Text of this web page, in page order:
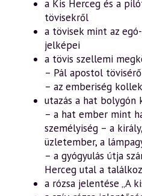
a Kis Herceg és a
tövisekről
a tövisek mint az
jelképei
a tövis szellemi
– Pál apostol
– az emberiség
utazás a hat bolygón
– a hat ember mint
személyiség – a
üzletember, a
– a gyógyulás útja
Herceg utal a
a rózsa jelentése „A